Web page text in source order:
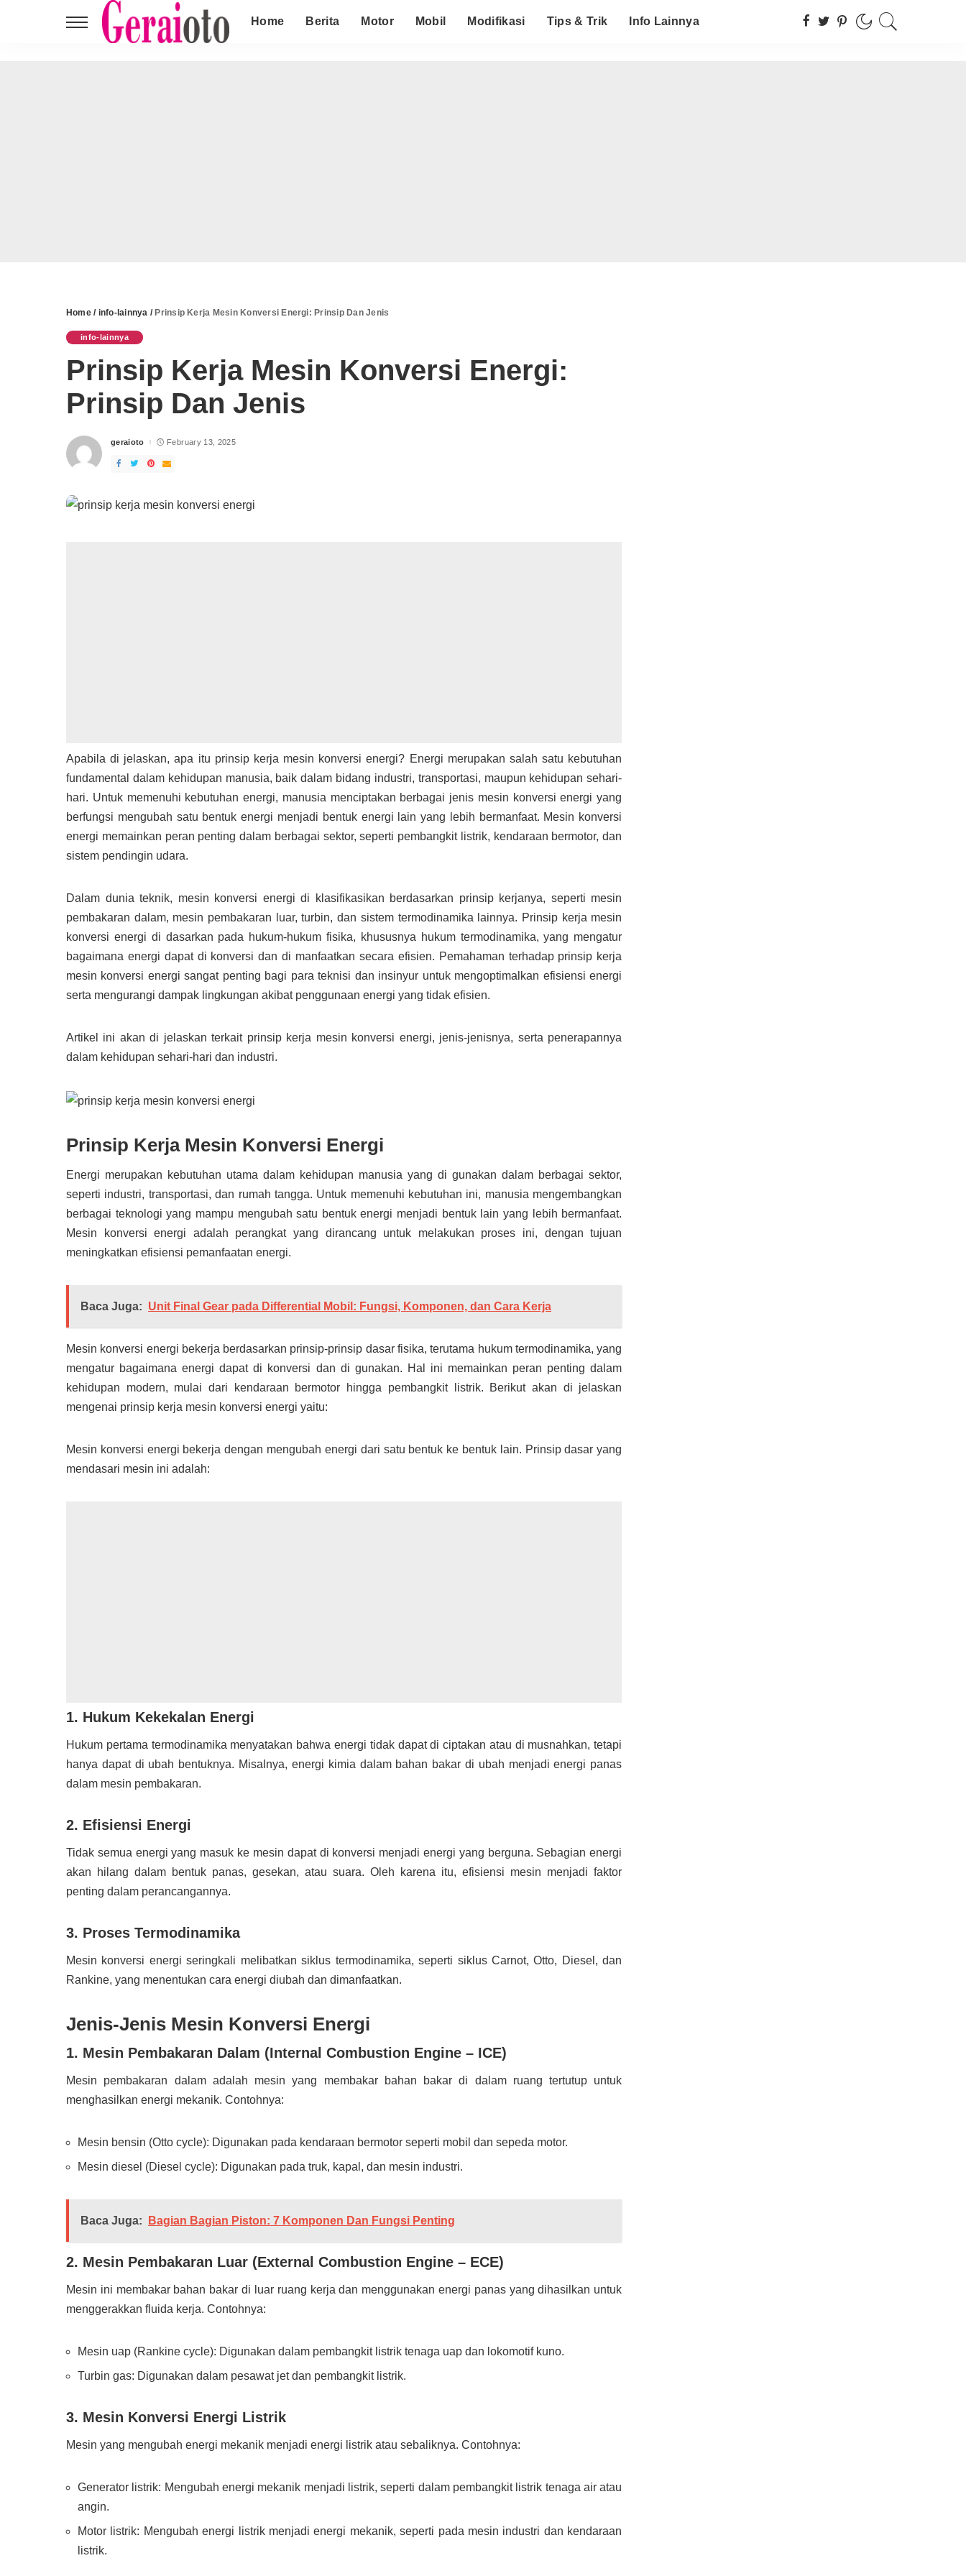
Home Berita Motor Mobil Modifikasi Tips & Trik Info Lainnya
Home/ info-lainnya / Prinsip Kerja Mesin Konversi Energi: Prinsip Dan Jenis
info-lainnya
Prinsip Kerja Mesin Konversi Energi:
Prinsip Dan Jenis
Posted
geraioto February 13, 2025
Apabila di jelaskan, apa itu prinsip kerja mesin konversi energi? Energi merupakan salah satu kebutuhan
fundamental dalam kehidupan manusia, baik dalam bidang industri, transportasi, maupun kehidupan sehari-
hari. Untuk memenuhi kebutuhan energi, manusia menciptakan berbagai jenis mesin konversi energi yang
berfungsi mengubah satu bentuk energi menjadi bentuk energi lain yang lebih bermanfaat. Mesin konversi
energi memainkan peran penting dalam berbagai sektor, seperti pembangkit listrik, kendaraan bermotor, dan
sistem pendingin udara.
Dalam dunia teknik, mesin konversi energi di klasifikasikan berdasarkan prinsip kerjanya, seperti mesin
pembakaran dalam, mesin pembakaran luar, turbin, dan sistem termodinamika lainnya. Prinsip kerja mesin
konversi energi di dasarkan pada hukum-hukum fisika, khususnya hukum termodinamika, yang mengatur
bagaimana energi dapat di konversi dan di manfaatkan secara efisien. Pemahaman terhadap prinsip kerja
mesin konversi energi sangat penting bagi para teknisi dan insinyur untuk mengoptimalkan efisiensi energi
serta mengurangi dampak lingkungan akibat penggunaan energi yang tidak efisien.
Artikel ini akan di jelaskan terkait prinsip kerja mesin konversi energi, jenis-jenisnya, serta penerapannya
dalam kehidupan sehari-hari dan industri.
Prinsip Kerja Mesin Konversi Energi
Energi merupakan kebutuhan utama dalam kehidupan manusia yang di gunakan dalam berbagai sektor,
seperti industri, transportasi, dan rumah tangga. Untuk memenuhi kebutuhan ini, manusia mengembangkan
berbagai teknologi yang mampu mengubah satu bentuk energi menjadi bentuk lain yang lebih bermanfaat.
Mesin konversi energi adalah perangkat yang dirancang untuk melakukan proses ini, dengan tujuan
meningkatkan efisiensi pemanfaatan energi.
Baca Juga: Unit Final Gear pada Differential Mobil: Fungsi, Komponen, dan Cara Kerja
Mesin konversi energi bekerja berdasarkan prinsip-prinsip dasar fisika, terutama hukum termodinamika, yang
mengatur bagaimana energi dapat di konversi dan di gunakan. Hal ini memainkan peran penting dalam
kehidupan modern, mulai dari kendaraan bermotor hingga pembangkit listrik. Berikut akan di jelaskan
mengenai prinsip kerja mesin konversi energi yaitu:
Mesin konversi energi bekerja dengan mengubah energi dari satu bentuk ke bentuk lain. Prinsip dasar yang
mendasari mesin ini adalah:
1. Hukum Kekekalan Energi
Hukum pertama termodinamika menyatakan bahwa energi tidak dapat di ciptakan atau di musnahkan, tetapi
hanya dapat di ubah bentuknya. Misalnya, energi kimia dalam bahan bakar di ubah menjadi energi panas
dalam mesin pembakaran.
2. Efisiensi Energi
Tidak semua energi yang masuk ke mesin dapat di konversi menjadi energi yang berguna. Sebagian energi
akan hilang dalam bentuk panas, gesekan, atau suara. Oleh karena itu, efisiensi mesin menjadi faktor
penting dalam perancangannya.
3. Proses Termodinamika
Mesin konversi energi seringkali melibatkan siklus termodinamika, seperti siklus Carnot, Otto, Diesel, dan
Rankine, yang menentukan cara energi diubah dan dimanfaatkan.
Jenis-Jenis Mesin Konversi Energi
1. Mesin Pembakaran Dalam (Internal Combustion Engine – ICE)
Mesin pembakaran dalam adalah mesin yang membakar bahan bakar di dalam ruang tertutup untuk
menghasilkan energi mekanik. Contohnya:
Mesin bensin (Otto cycle): Digunakan pada kendaraan bermotor seperti mobil dan sepeda motor.
Mesin diesel (Diesel cycle): Digunakan pada truk, kapal, dan mesin industri.
Baca Juga: Bagian Bagian Piston: 7 Komponen Dan Fungsi Penting
2. Mesin Pembakaran Luar (External Combustion Engine – ECE)
Mesin ini membakar bahan bakar di luar ruang kerja dan menggunakan energi panas yang dihasilkan untuk
menggerakkan fluida kerja. Contohnya:
Mesin uap (Rankine cycle): Digunakan dalam pembangkit listrik tenaga uap dan lokomotif kuno.
Turbin gas: Digunakan dalam pesawat jet dan pembangkit listrik.
3. Mesin Konversi Energi Listrik
Mesin yang mengubah energi mekanik menjadi energi listrik atau sebaliknya. Contohnya:
Generator listrik: Mengubah energi mekanik menjadi listrik, seperti dalam pembangkit listrik tenaga air atau
angin.
Motor listrik: Mengubah energi listrik menjadi energi mekanik, seperti pada mesin industri dan kendaraan
listrik.